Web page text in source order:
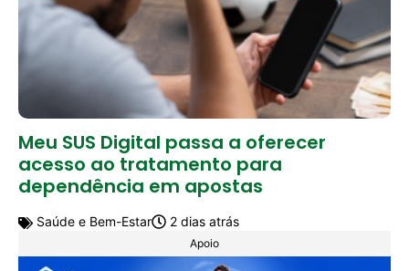
Meu SUS Digital passa a oferecer
acesso ao tratamento para
dependência em apostas
Saúde e Bem-Estar 2 dias atrás
Apoio